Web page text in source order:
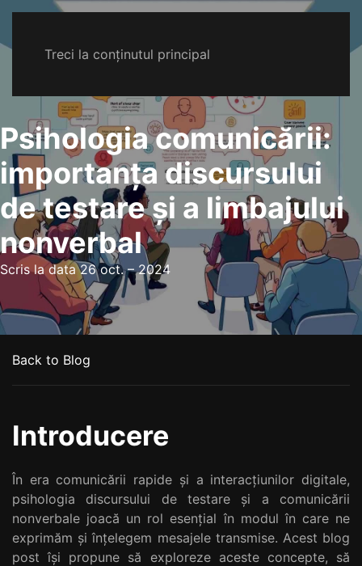
Treci la conținutul principal
Psihologia comunicării:
importanța discursului
de testare și a limbajului
nonverbal
Scris la data26 oct. – 2024
Back to Blog
Introducere
În era comunicării rapide și a interacțiunilor digitale,
psihologia discursului de testare și a comunicării
nonverbale joacă un rol esențial în modul în care ne
exprimăm și înțelegem mesajele transmise. Acest blog
post își propune să exploreze aceste concepte, să